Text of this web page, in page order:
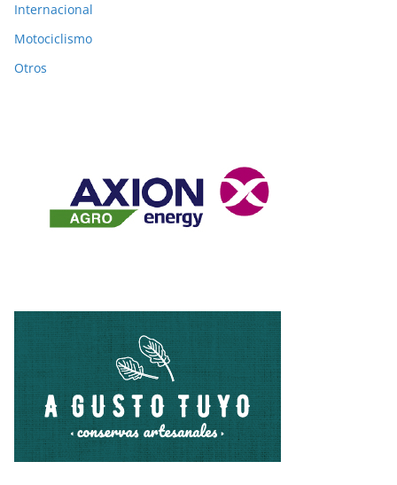
Internacional
Motociclismo
Otros